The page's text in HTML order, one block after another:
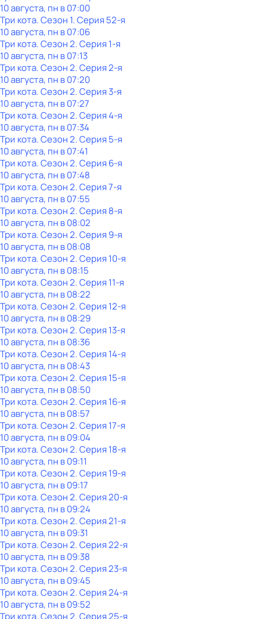
10 августа, пн в 07:00
Три кота. Сезон 1. Серия 52-я
10 августа, пн в 07:06
Три кота. Сезон 2. Серия 1-я
10 августа, пн в 07:13
Три кота. Сезон 2. Серия 2-я
10 августа, пн в 07:20
Три кота. Сезон 2. Серия 3-я
10 августа, пн в 07:27
Три кота. Сезон 2. Серия 4-я
10 августа, пн в 07:34
Три кота. Сезон 2. Серия 5-я
10 августа, пн в 07:41
Три кота. Сезон 2. Серия 6-я
10 августа, пн в 07:48
Три кота. Сезон 2. Серия 7-я
10 августа, пн в 07:55
Три кота. Сезон 2. Серия 8-я
10 августа, пн в 08:02
Три кота. Сезон 2. Серия 9-я
10 августа, пн в 08:08
Три кота. Сезон 2. Серия 10-я
10 августа, пн в 08:15
Три кота. Сезон 2. Серия 11-я
10 августа, пн в 08:22
Три кота. Сезон 2. Серия 12-я
10 августа, пн в 08:29
Три кота. Сезон 2. Серия 13-я
10 августа, пн в 08:36
Три кота. Сезон 2. Серия 14-я
10 августа, пн в 08:43
Три кота. Сезон 2. Серия 15-я
10 августа, пн в 08:50
Три кота. Сезон 2. Серия 16-я
10 августа, пн в 08:57
Три кота. Сезон 2. Серия 17-я
10 августа, пн в 09:04
Три кота. Сезон 2. Серия 18-я
10 августа, пн в 09:11
Три кота. Сезон 2. Серия 19-я
10 августа, пн в 09:17
Три кота. Сезон 2. Серия 20-я
10 августа, пн в 09:24
Три кота. Сезон 2. Серия 21-я
10 августа, пн в 09:31
Три кота. Сезон 2. Серия 22-я
10 августа, пн в 09:38
Три кота. Сезон 2. Серия 23-я
10 августа, пн в 09:45
Три кота. Сезон 2. Серия 24-я
10 августа, пн в 09:52
Три кота. Сезон 2. Серия 25-я